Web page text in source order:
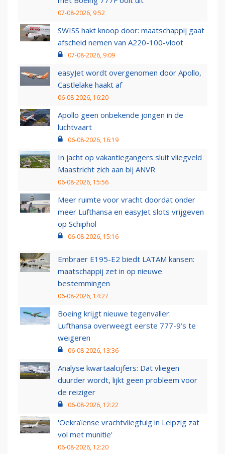
07-08-2026, 9:52
SWISS hakt knoop door: maatschappij gaat
afscheid nemen van A220-100-vloot
07-08-2026, 9:09
easyJet wordt overgenomen door Apollo,
Castlelake haakt af
06-08-2026, 16:20
Apollo geen onbekende jongen in de
luchtvaart
06-08-2026, 16:19
In jacht op vakantiegangers sluit vliegveld
Maastricht zich aan bij ANVR
06-08-2026, 15:56
Meer ruimte voor vracht doordat onder
meer Lufthansa en easyJet slots vrijgeven
op Schiphol
06-08-2026, 15:16
Embraer E195-E2 biedt LATAM kansen:
maatschappij zet in op nieuwe
bestemmingen
06-08-2026, 14:27
Boeing krijgt nieuwe tegenvaller:
Lufthansa overweegt eerste 777-9’s te
weigeren
06-08-2026, 13:36
Analyse kwartaalcijfers: Dat vliegen
duurder wordt, lijkt geen probleem voor
de reiziger
06-08-2026, 12:22
'Oekraïense vrachtvliegtuig in Leipzig zat
vol met munitie'
06-08-2026, 12:20